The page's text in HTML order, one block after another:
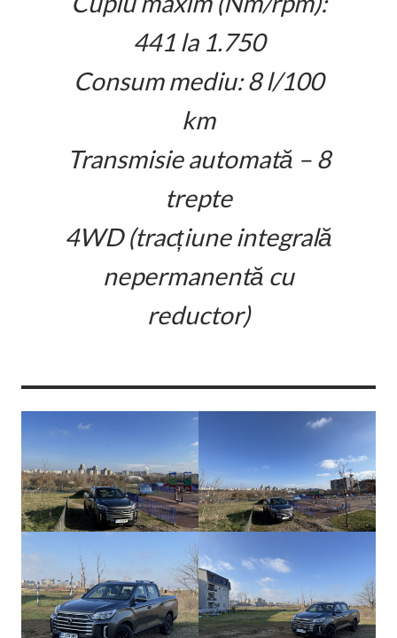
441 la 1.750
Consum mediu: 8 l/100
km
Transmisie automată – 8
trepte
4WD (tracțiune integrală
nepermanentă cu
reductor)